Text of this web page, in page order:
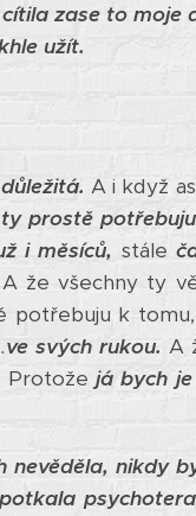
zase to moje
užít.
A i když
prostě
i měsíců, stále
A že všechny ty
potřebuju k tomu,
.ve svých rukou. A
Protožejá bych
nikdy